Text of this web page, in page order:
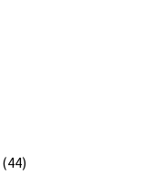
(44)